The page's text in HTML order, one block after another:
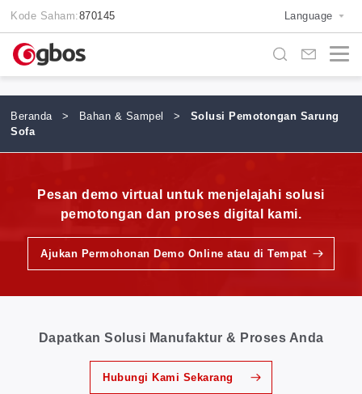
Kode Saham:870145 Language
Beranda > Bahan & Sampel >
Solusi Pemotongan Sarung
Sofa
Pesan demo virtual untuk menjelajahi solusi
pemotongan dan proses digital kami.
Ajukan Permohonan Demo Online atau di Tempat
Dapatkan Solusi Manufaktur & Proses Anda
Hubungi Kami Sekarang